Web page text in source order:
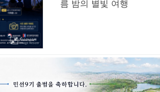
름 밤의 별빛 여행